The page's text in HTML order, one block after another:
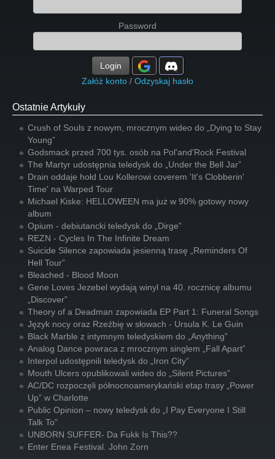
Password
Login
Załóż konto / Odzyskaj hasło
Ostatnie Artykuły
Crush of Souls z nowym, mrocznym wideo do „Dying to Stay
Young”
Godsmack przed 700 tys. osób na Pol'and'Rock Festival
The Martyr udostępnia teledysk do „Under the Bell Jar”
Drain oddaje hołd Lou Kollerowi coverem 'It's Clobberin'
Time' na Warped Tour
Michael Kiske: HELLOWEEN ma już w 90% gotowy nowy
album
Opium - debiutancki teledysk do „Dirge”
REZN - Cycles In The Infinite Dream
Suicide Silence zapowiada jesienną trasę „Reminders Of
Hell Tour”
Bleached - Blood Moon
Gene Loves Jezebel wydają winyl na 40. rocznicę albumu
„Discover”
Theory of a Deadman zapowiada EP Part 1: Funeral Songs
Język nocy oraz Rzeźbię w słowach - Ursula K. Le Guin
Black Marble z intymnym teledyskiem do „Anything”
Analog Dance powraca z mrocznym singlem „Fall Apart”
Interpol udostępnili teledysk do „Iron City”
Mouth Ulcers opublikowali wideo do „Silent Pictures”
AC/DC rozpoczęli północnoamerykański etap trasy „Power
Up” w Charlotte
Public Opinion – nowy teledysk do „I Pay Everyone I Still
Talk To”
UNBORN SUFFER- Da Fukk Is This??
Enter Enea Festival. John Zorn